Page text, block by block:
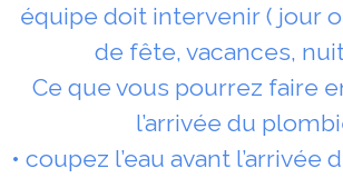
équipe doit intervenir ( jour
de fête, vacances,
Ce que vous pourrez faire
l’arrivée du
• coupez l’eau avant l’arrivée